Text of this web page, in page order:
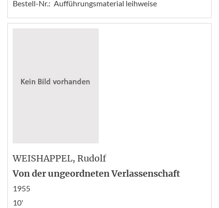
Bestell-Nr.: Aufführungsmaterial leihweise
WEISHAPPEL, Rudolf
Von der ungeordneten Verlassenschaft
1955
10'